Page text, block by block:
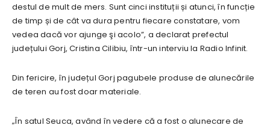
destul de mult de mers. Sunt cinci instituții și atunci, în funcție
de timp și de cât va dura pentru fiecare constatare, vom
vedea dacă vor ajunge şi acolo”, a declarat prefectul
județului Gorj, Cristina Cilibiu, într-un interviu la Radio Infinit.
Din fericire, în județul Gorj pagubele produse de alunecările
de teren au fost doar materiale.
„În satul Seuca, având în vedere că a fost o alunecare de